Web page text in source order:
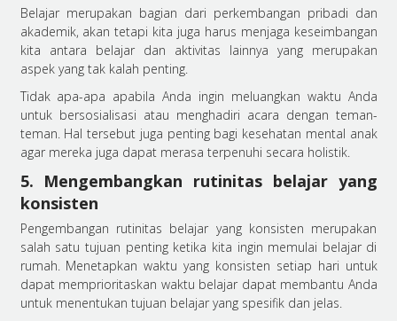
Belajar merupakan bagian dari perkembangan pribadi dan
akademik, akan tetapi kita juga harus menjaga keseimbangan
kita antara belajar dan aktivitas lainnya yang merupakan
aspek yang tak kalah penting.
Tidak apa-apa apabila Anda ingin meluangkan waktu Anda
untuk bersosialisasi atau menghadiri acara dengan teman-
teman. Hal tersebut juga penting bagi kesehatan mental anak
agar mereka juga dapat merasa terpenuhi secara holistik.
5. Mengembangkan rutinitas belajar yang
konsisten
Pengembangan rutinitas belajar yang konsisten merupakan
salah satu tujuan penting ketika kita ingin memulai belajar di
rumah. Menetapkan waktu yang konsisten setiap hari untuk
dapat memprioritaskan waktu belajar dapat membantu Anda
untuk menentukan tujuan belajar yang spesifik dan jelas.